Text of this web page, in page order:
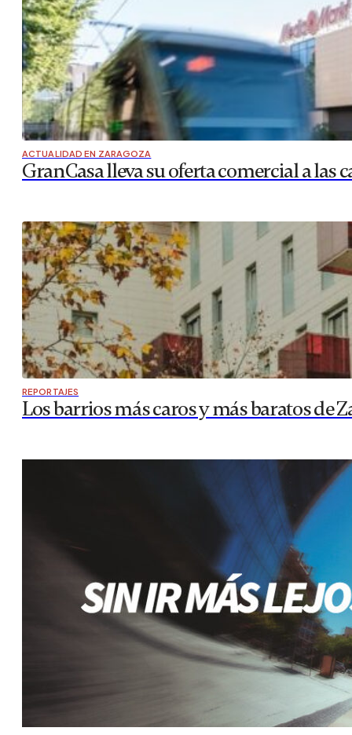
ACTUALIDAD EN ZARAGOZA
GranCasa lleva su oferta comercial a las
REPORTAJES
Los barrios más caros y más baratos de